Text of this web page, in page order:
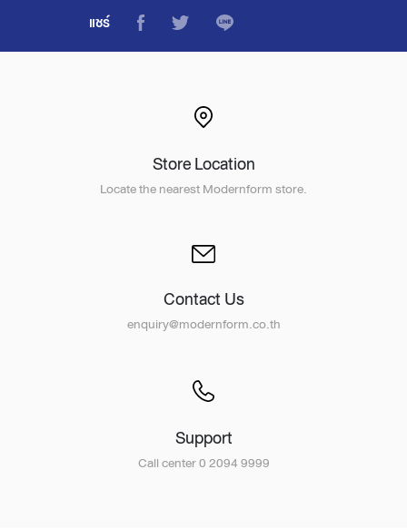
แชร์
Store Location
Locate the nearest Modernform store.
Contact Us
enquiry@modernform.co.th
Support
Call center 0 2094 9999